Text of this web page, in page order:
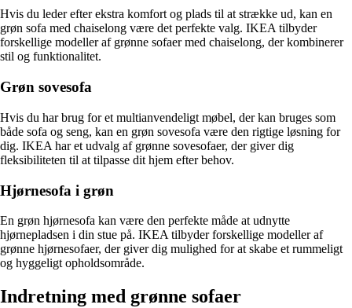
Hvis du leder efter ekstra komfort og plads til at strække ud, kan en
grøn sofa med chaiselong være det perfekte valg. IKEA tilbyder
forskellige modeller af grønne sofaer med chaiselong, der kombinerer
stil og funktionalitet.
Grøn sovesofa
Hvis du har brug for et multianvendeligt møbel, der kan bruges som
både sofa og seng, kan en grøn sovesofa være den rigtige løsning for
dig. IKEA har et udvalg af grønne sovesofaer, der giver dig
fleksibiliteten til at tilpasse dit hjem efter behov.
Hjørnesofa i grøn
En grøn hjørnesofa kan være den perfekte måde at udnytte
hjørnepladsen i din stue på. IKEA tilbyder forskellige modeller af
grønne hjørnesofaer, der giver dig mulighed for at skabe et rummeligt
og hyggeligt opholdsområde.
Indretning med grønne sofaer